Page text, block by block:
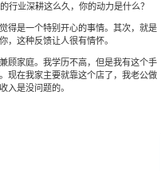
行业深耕这么久，你的动力是什么？
得是一个特别开心的事情。其次，就是
，这种反馈让人很有情怀。
顾家庭。我学历不高，但是我有这个手
现在我家主要就靠这个店了，我老公做
入是没问题的。